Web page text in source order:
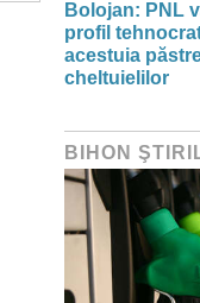
Bolojan: PNL
profil
acestuia
cheltuielilor
BIHON